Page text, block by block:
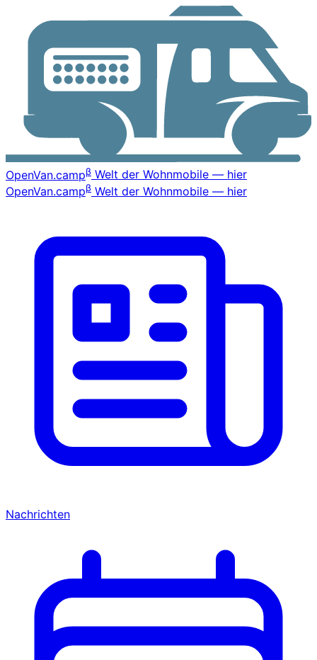
OpenVan.campβ Welt der Wohnmobile — hier
OpenVan.campβ Welt der Wohnmobile — hier
Nachrichten